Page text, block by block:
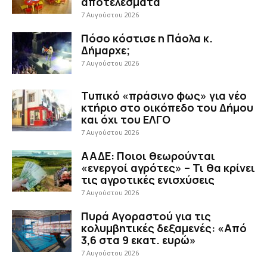
7 Αυγούστου 2026
Πόσο κόστισε η Πάολα κ.
Δήμαρχε;
7 Αυγούστου 2026
Τυπικό «πράσινο φως» για νέο
κτήριο στο οικόπεδο του Δήμου
και όχι του ΕΛΓΟ
7 Αυγούστου 2026
ΑΑΔΕ: Ποιοι θεωρούνται
«ενεργοί αγρότες» – Τι θα κρίνει
τις αγροτικές ενισχύσεις
7 Αυγούστου 2026
Πυρά Αγοραστού για τις
κολυμβητικές δεξαμενές: «Από
3,6 στα 9 εκατ. ευρώ»
7 Αυγούστου 2026